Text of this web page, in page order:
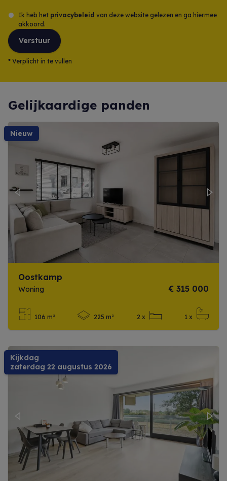
Ik heb het privacybeleid van deze website gelezen en ga hiermee
akkoord.
Verstuur
* Verplicht in te vullen
Gelijkaardige panden
nieuw
Previous Next
Oostkamp
Woning € 315 000
106 m² 225 m² 2 x 1 x
Kijkdag
zaterdag 22 augustus 2026
Previous Next